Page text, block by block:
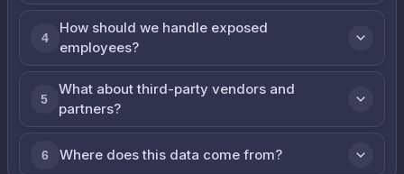
4
How should we handle exposed
employees?
5
What about third-party vendors and
partners?
6 Where does this data come from?